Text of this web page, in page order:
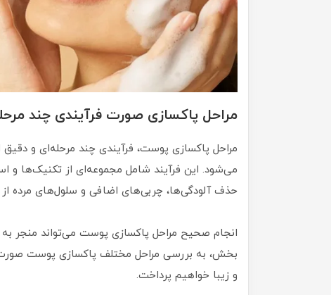
مراحل پاکسازی صورت فرآیندی چند
مراحل پاکسازی پوست، فرآیندی چند مرحله‌ای و
می‌شود. این فرآیند شامل مجموعه‌ای از تکنیک‌ها و
حذف آلودگی‌ها، چربی‌های اضافی و سلول‌های
انجام صحیح مراحل پاکسازی پوست می‌تواند منجر
بخش، به بررسی مراحل مختلف پاکسازی پوست
و زیبا خواهیم پرداخت.